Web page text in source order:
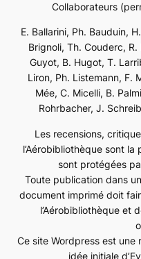
Collaborateurs
E. Ballarini, Ph. Bauduin,
Brignoli, Th. Couderc, R.
Guyot, B. Hugot, T.
Liron, Ph. Listemann, F.
Mée, C. Micelli, B.
Rohrbacher, J.
Les recensions,
l’Aérobibliothèque sont
sont protégées
Toute publication dans
document imprimé doit
l’Aérobibliothèque et
Ce site Wordpress est une
idée initiale